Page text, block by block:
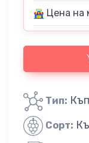
Цена на
Тип:
Сорт: